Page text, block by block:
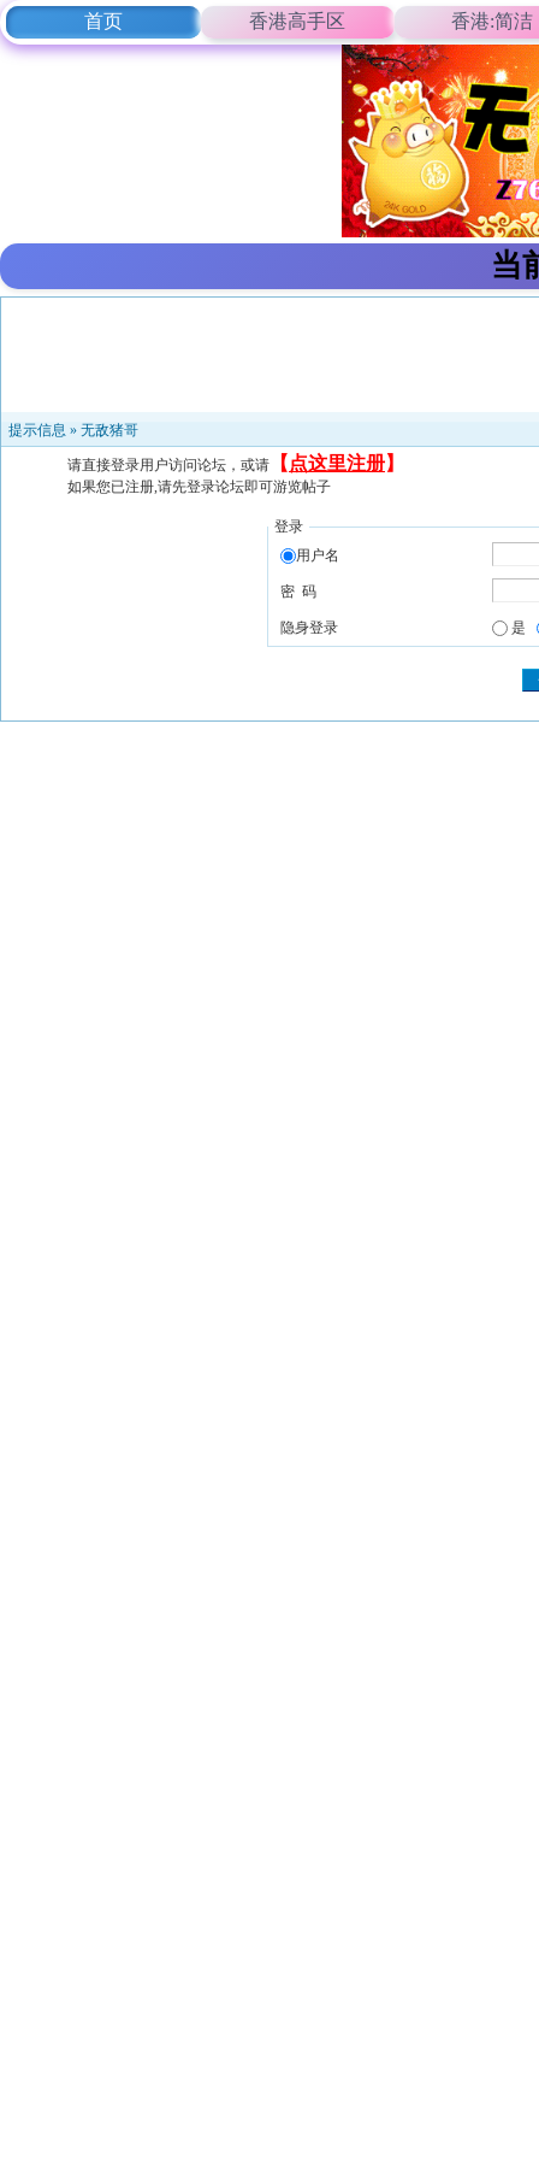
首页 香港高手区 香港:简洁
当
提示信息 » 无敌猪哥
请直接登录用户访问论坛，或请 【 点这里注册】
如果您已注册,请先登录论坛即可游览帖子
登录
用户名
密 码
隐身登录 是